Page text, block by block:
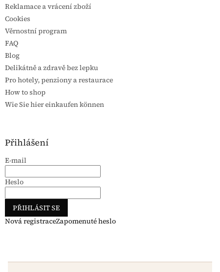
Reklamace a vrácení zboží
Cookies
Věrnostní program
FAQ
Blog
Delikátně a zdravě bez lepku
Pro hotely, penziony a restaurace
How to shop
Wie Sie hier einkaufen können
Přihlášení
E-mail
Heslo
PŘIHLÁSIT SE
Nová registraceZapomenuté heslo